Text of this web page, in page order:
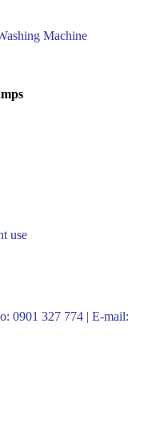
Machine
use
0901 327 774 | E-mail: